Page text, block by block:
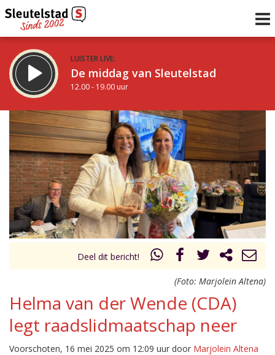
LUISTER LIVE:
De middag van Sleutelstad
12.00 - 19.00 uur
STRAKS:
De avond van Sleutelstad
19.00 - 22.00 uur
Vorig uur
uur 1 van 0 Volgend uur
Inklappen
Deel dit bericht!
(Foto: Marjolein Altena)
Helma van der Wende (CDA)
legt raadslidmaatschap neer
Voorschoten, 16 mei 2025 om 12:09 uur door Marjolein Altena